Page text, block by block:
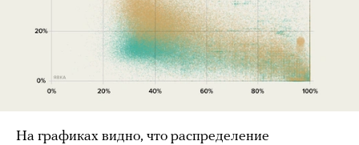
На графиках видно, что распределение